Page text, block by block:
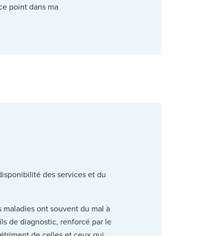
point dans ma
des services et du
ont souvent du mal à
de diagnostic, renforcé par le